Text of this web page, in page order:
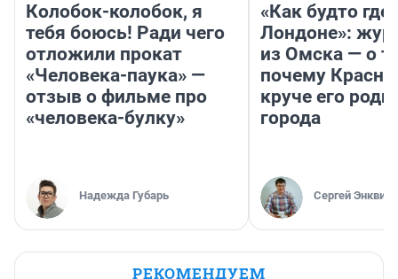
Колобок-колобок, я
тебя боюсь! Ради чего
отложили прокат
«Человека-паука» —
отзыв о фильме про
«человека-булку»
Надежда Губарь
«Как будто
Лондоне»:
из Омска — о
почему
круче его
города
Сергей Энквист
РЕКОМЕНДУЕМ